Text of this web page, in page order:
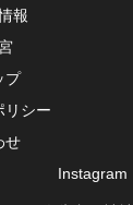
報
プ
リシー
せ
Instagram